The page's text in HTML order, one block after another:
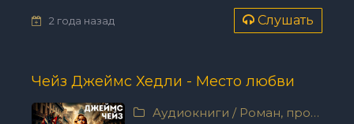
2 года назад Слушать
Чейз Джеймс Хедли - Место любви
Аудиокниги / Роман, проза